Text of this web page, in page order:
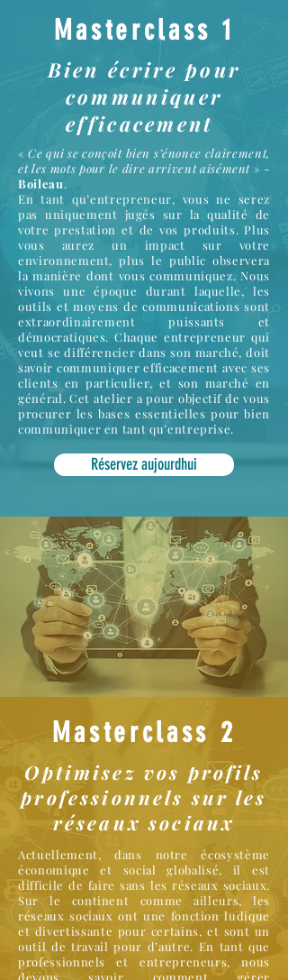
Masterclass 1
Bien écrire pour
communiquer
efficacement
«Ce qui se conçoit bien s’énonce clairement,
et les mots pour le dire arrivent aisément » -
Boileau.
En tant qu’entrepreneur, vous ne serez
pas uniquement jugés sur la qualité de
votre prestation et de vos produits. Plus
vous aurez un impact sur votre
environnement, plus le public observera
la manière dont vous communiquez. Nous
vivons une époque durant laquelle, les
outils et moyens de communications sont
extraordinairement puissants et
démocratiques. Chaque entrepreneur qui
veut se différencier dans son marché, doit
savoir communiquer efficacement avec ses
clients en particulier, et son marché en
général. Cet atelier a pour objectif de vous
procurer les bases essentielles pour bien
communiquer en tant qu’entreprise.
Réservez aujourdhui
Masterclass 2
Optimisez vos profils
professionnels sur les
réseaux sociaux
Actuellement, dans notre écosystème
économique et social globalisé, il est
difficile de faire sans les réseaux sociaux.
Sur le continent comme ailleurs, les
réseaux sociaux ont une fonction ludique
et divertissante pour certains, et sont un
outil de travail pour d’autre. En tant que
professionnels et entrepreneurs, nous
devons savoir comment gérer